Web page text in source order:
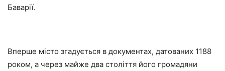
Баварії.
Вперше місто згадується в документах, датованих 1188
роком, а через майже два століття його громадяни